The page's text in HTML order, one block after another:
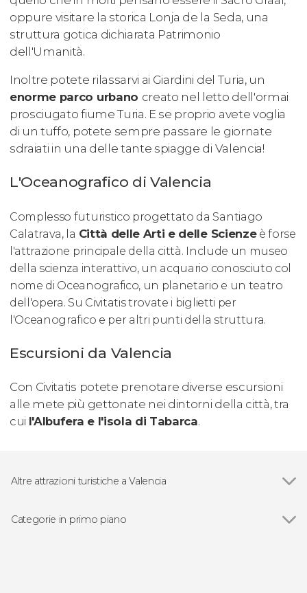
oppure visitare la storica Lonja de la Seda, una
struttura gotica dichiarata Patrimonio
dell'Umanità.
Inoltre potete rilassarvi ai Giardini del Turia, un
enorme parco urbano creato nel letto dell'ormai
prosciugato fiume Turia. E se proprio avete voglia
di un tuffo, potete sempre passare le giornate
sdraiati in una delle tante spiagge di Valencia!
L'Oceanografico di Valencia
Complesso futuristico progettato da Santiago
Calatrava, la Città delle Arti e delle Scienzeè forse
l'attrazione principale della città. Include un museo
della scienza interattivo, un acquario conosciuto col
nome di Oceanografico, un planetario e un teatro
dell'opera. Su Civitatis trovate i biglietti per
l'Oceanografico e per altri punti della struttura.
Escursioni da Valencia
Con Civitatis potete prenotare diverse escursioni
alle mete più gettonate nei dintorni della città, tra
cui l'Albufera e l'isola di Tabarca.
Altre attrazioni turistiche a Valencia
Categorie in primo piano